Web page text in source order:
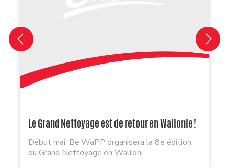
Le Grand Nettoyage est de retour en Wallonie !
Début mai, Be WaPP organisera la 8e édition
du Grand Nettoyage en Walloni...